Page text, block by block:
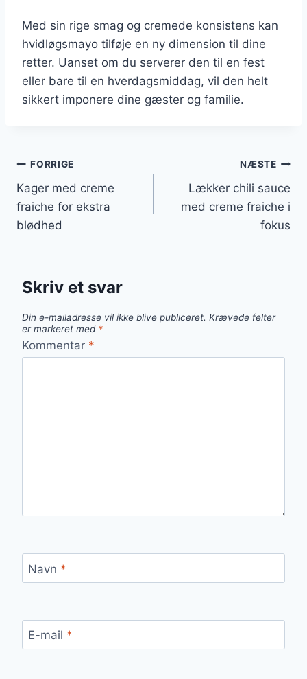
Med sin rige smag og cremede konsistens kan
hvidløgsmayo tilføje en ny dimension til dine
retter. Uanset om du serverer den til en fest
eller bare til en hverdagsmiddag, vil den helt
sikkert imponere dine gæster og familie.
Indlægsnavigation
FORRIGE
Kager med creme
fraiche for ekstra
blødhed
NÆSTE
Lækker chili sauce
med creme fraiche i
fokus
Skriv et svar
Din e-mailadresse vil ikke blive publiceret. Krævede felter
er markeret med *
Kommentar *
Navn *
E-mail *